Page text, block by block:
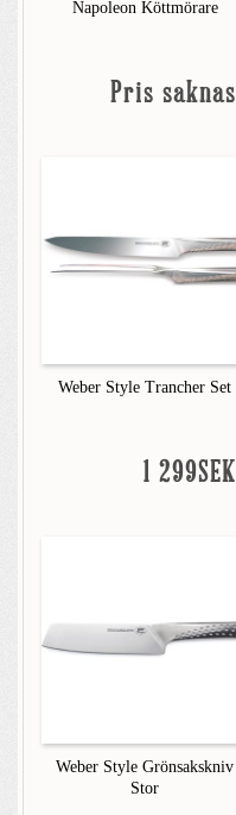
Napoleon Köttmörare
Pris saknas
Weber Style Trancher Set
1 299SEK
Weber Style Grönsakskniv
Stor